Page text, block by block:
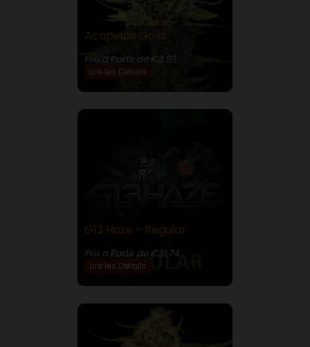
Acapulco Gold
Prix a Partir de €8.93
Lire les Détails
G13 Haze - Regular
Prix a Partir de €31.74
Lire les Détails